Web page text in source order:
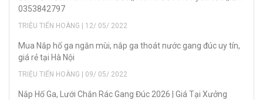
0353842797
TRIỆU TIẾN HOÀNG | 12/ 05/ 2022
Mua Nắp hố ga ngăn mùi, nắp ga thoát nước gang đúc uy tín,
giá rẻ tại Hà Nội
TRIỆU TIẾN HOÀNG | 09/ 05/ 2022
Nắp Hố Ga, Lưới Chắn Rác Gang Đúc 2026 | Giá Tại Xưởng